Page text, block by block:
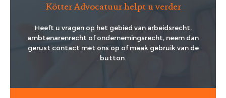
Kötter Advocatuur helpt u verder
Heeft u vragen op het gebied van arbeidsrecht,
ambtenarenrecht of ondernemingsrecht, neem dan
gerust contact met ons op of maak gebruik van de
button.